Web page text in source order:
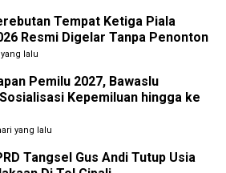
Tempat Ketiga Piala
Resmi Digelar Tanpa Penonton
lalu
Pemilu 2027, Bawaslu
Kepemiluan hingga ke
yang lalu
Tangsel Gus Andi Tutup Usia